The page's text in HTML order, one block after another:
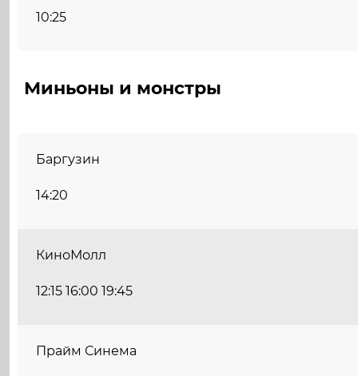
10:25
Миньоны и монстры
Баргузин
14:20
КиноМолл
12:15 16:00 19:45
Прайм Синема